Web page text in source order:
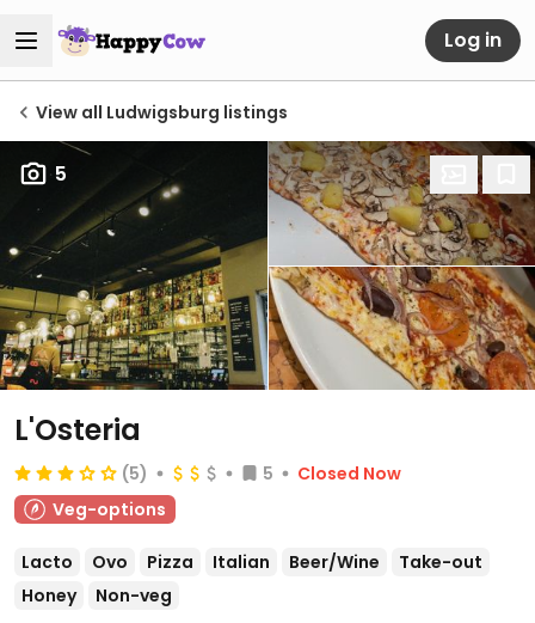
Log in
View all Ludwigsburg listings
5
L'Osteria
(5) 5
Closed Now
Veg-options
Lacto Ovo Pizza Italian Beer/Wine
Take-out
Honey
Non-veg